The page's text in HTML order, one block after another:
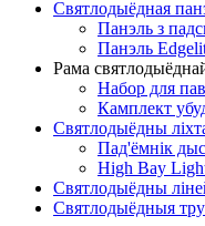
Святлодыёдная
Панэль з
Панэль
Рама
Набор для
Камплект
Святлодыёдны
Пад'ёмнік
High Bay
Святлодыёдны
Святлодыёдныя